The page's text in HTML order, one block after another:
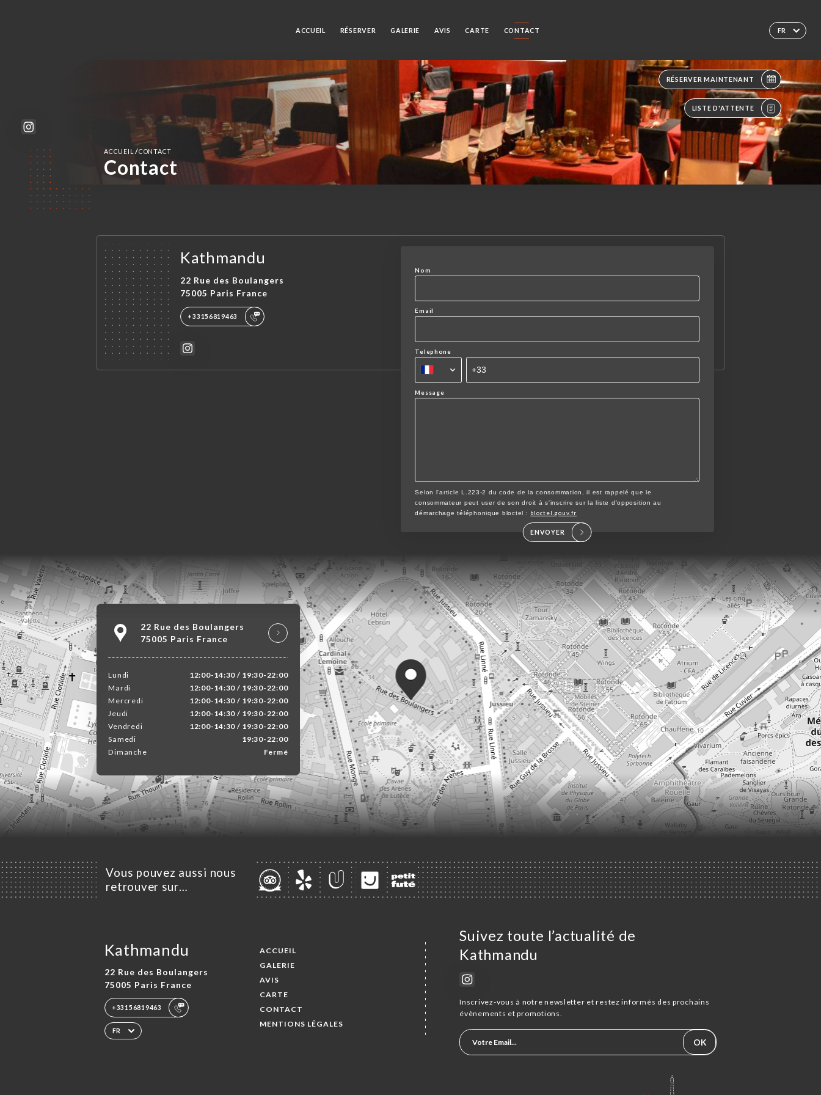
FR
ACCUEIL RÉSERVER GALERIE AVIS CARTE CONTACT
RÉSERVER MAINTENANT
LISTE D'ATTENTE
ACCUEIL/CONTACT
Contact
Kathmandu
22 Rue des Boulangers
75005 Paris France
+33156819463
Nom
Email
Telephone
Message
Selon l'article L.223-2 du code de la consommation, il est rappelé que le
consommateur peut user de son droit à s'inscrire sur la liste d'opposition au
démarchage téléphonique bloctel : bloctel.gouv.fr
ENVOYER
22 Rue des Boulangers
75005 Paris France
Lundi
12:00-14:30 / 19:30-22:00
Mardi
12:00-14:30 / 19:30-22:00
Mercredi
12:00-14:30 / 19:30-22:00
Jeudi
12:00-14:30 / 19:30-22:00
Vendredi
12:00-14:30 / 19:30-22:00
Samedi
19:30-22:00
Dimanche
Fermé
Vous pouvez aussi nous
retrouver sur…
Kathmandu
22 Rue des Boulangers
75005 Paris France
+33156819463
FR
ACCUEIL
GALERIE
AVIS
CARTE
CONTACT
MENTIONS LÉGALES
Suivez toute l’actualité de
Kathmandu
Inscrivez-vous à notre newsletter et restez informés des prochains
évènements et promotions.
OK